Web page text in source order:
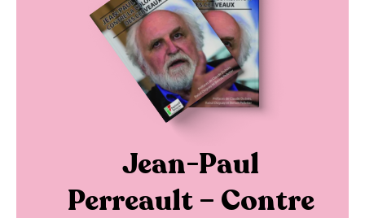
Jean-Paul
Perreault – Contre